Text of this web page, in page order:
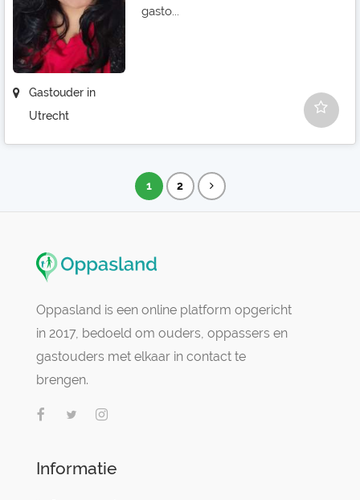
Gastouder in
Utrecht
gasto...
1 2
Oppasland is een online platform opgericht
in 2017, bedoeld om ouders, oppassers en
gastouders met elkaar in contact te
brengen.
Informatie